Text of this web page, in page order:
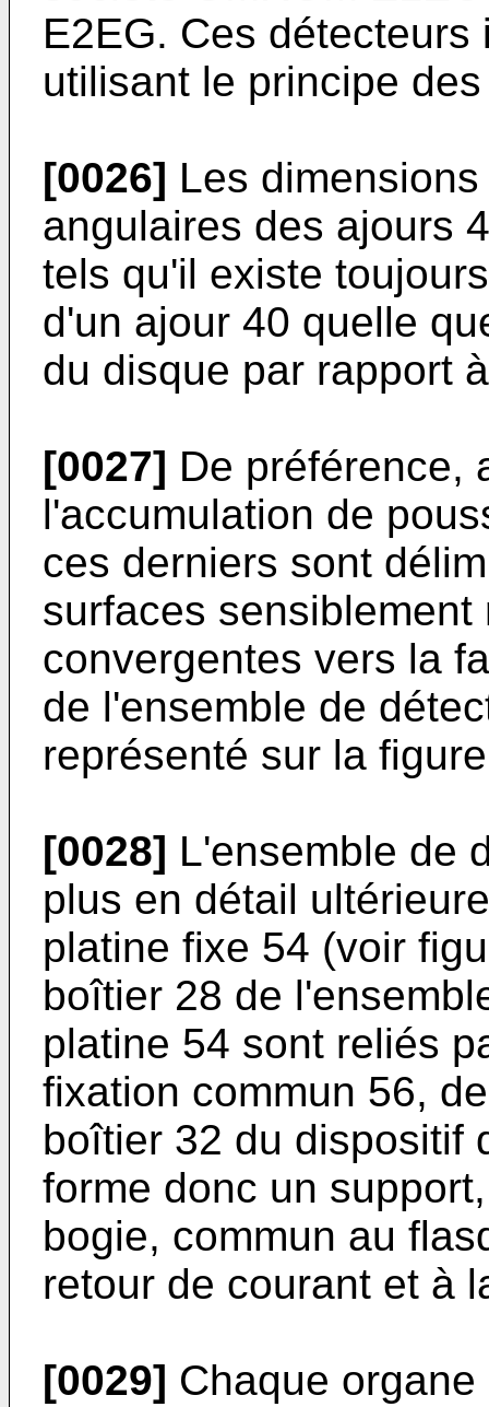
E2EG. Ces
utilisant le principe
[0026] Les
angulaires des ajours
tels qu'il existe
d'un ajour 40 quelle
du disque par rapport
[0027] De préférence,
l'accumulation de
ces derniers sont
surfaces
convergentes vers la
de l'ensemble de
représenté sur la
[0028] L'ensemble de
plus en détail
platine fixe 54 (voir
boîtier 28 de
platine 54 sont reliés
fixation commun 56,
boîtier 32 du dispositif
forme donc un
bogie, commun au
retour de courant et à
[0029] Chaque